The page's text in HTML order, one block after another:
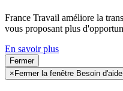
France Travail améliore la
vous proposant plus
En savoir plus
Fermer
× Fermer la fenêtre Besoin